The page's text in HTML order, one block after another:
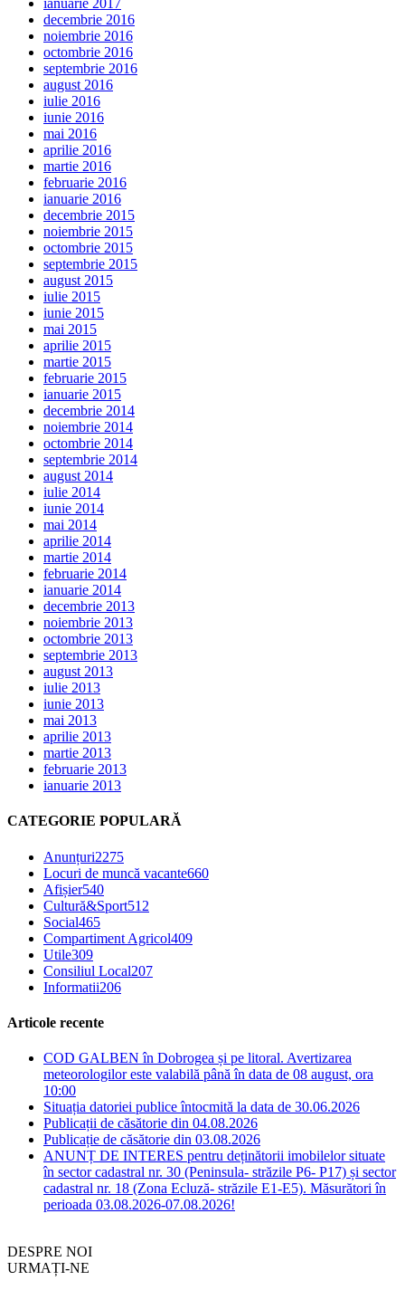
ianuarie 2017
decembrie 2016
noiembrie 2016
octombrie 2016
septembrie 2016
august 2016
iulie 2016
iunie 2016
mai 2016
aprilie 2016
martie 2016
februarie 2016
ianuarie 2016
decembrie 2015
noiembrie 2015
octombrie 2015
septembrie 2015
august 2015
iulie 2015
iunie 2015
mai 2015
aprilie 2015
martie 2015
februarie 2015
ianuarie 2015
decembrie 2014
noiembrie 2014
octombrie 2014
septembrie 2014
august 2014
iulie 2014
iunie 2014
mai 2014
aprilie 2014
martie 2014
februarie 2014
ianuarie 2014
decembrie 2013
noiembrie 2013
octombrie 2013
septembrie 2013
august 2013
iulie 2013
iunie 2013
mai 2013
aprilie 2013
martie 2013
februarie 2013
ianuarie 2013
CATEGORIE POPULARĂ
Anunțuri2275
Locuri de muncă vacante660
Afișier540
Cultură&Sport512
Social465
Compartiment Agricol409
Utile309
Consiliul Local207
Informatii206
Articole recente
COD GALBEN în Dobrogea și pe litoral. Avertizarea
meteorologilor este valabilă până în data de 08 august, ora
10:00
Situația datoriei publice întocmită la data de 30.06.2026
Publicații de căsătorie din 04.08.2026
Publicație de căsătorie din 03.08.2026
ANUNȚ DE INTERES pentru deținătorii imobilelor situate
în sector cadastral nr. 30 (Peninsula- străzile P6- P17) și sector
cadastral nr. 18 (Zona Ecluză- străzile E1-E5). Măsurători în
perioada 03.08.2026-07.08.2026!
DESPRE NOI
URMAȚI-NE